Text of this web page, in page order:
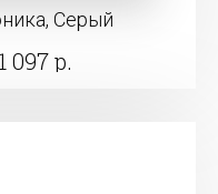
Серый
097 р.